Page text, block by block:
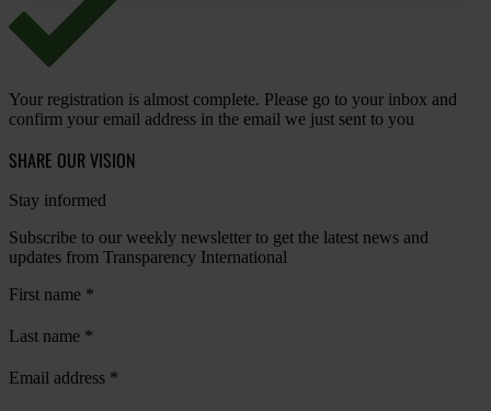
Your registration is almost complete. Please go to your inbox and
confirm your email address in the email we just sent to you
SHARE OUR VISION
Stay informed
Subscribe to our weekly newsletter to get the latest news and
updates from Transparency International
First name *
Last name *
Email address *